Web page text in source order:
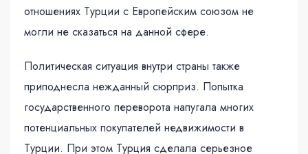
отношениях Турции с Европейским союзом не
могли не сказаться на данной сфере.
Политическая ситуация внутри страны также
приподнесла нежданный сюрприз. Попытка
государственного переворота напугала многих
потенциальных покупателей недвижимости в
Турции. При этом Турция сделала серьезное